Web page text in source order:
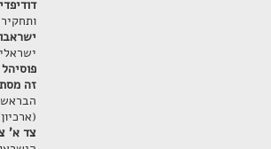
פוסיהל
זה
צד א'